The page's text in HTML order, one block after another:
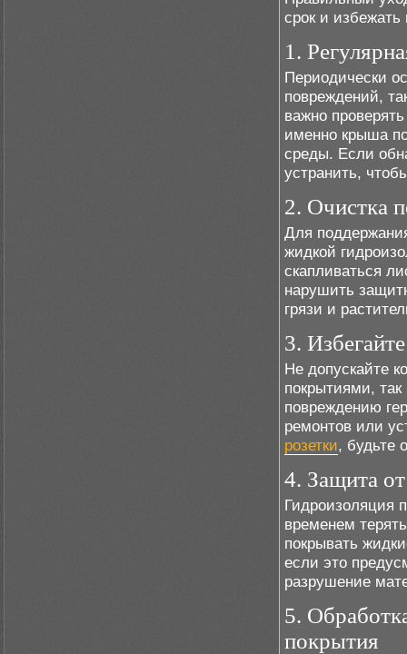
срок и
1.
Периодически
повреждений,
важно
именно крыша
среды. Если
устранить,
2. Очистка
Для
жидкой
скапливаться
нарушить
грязи и
3.
Не допускайте
покрытиями,
повреждению
ремонтов или
розетки, будьте
4. Защита
Гидроизоляция
временем
покрывать
если это
разрушение
5.
покрытия